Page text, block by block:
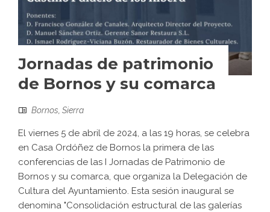
Jornadas de patrimonio
de Bornos y su comarca
Bornos, Sierra
El viernes 5 de abril de 2024, a las 19 horas, se celebra
en Casa Ordóñez de Bornos la primera de las
conferencias de las I Jornadas de Patrimonio de
Bornos y su comarca, que organiza la Delegación de
Cultura del Ayuntamiento. Esta sesión inaugural se
denomina "Consolidación estructural de las galerías